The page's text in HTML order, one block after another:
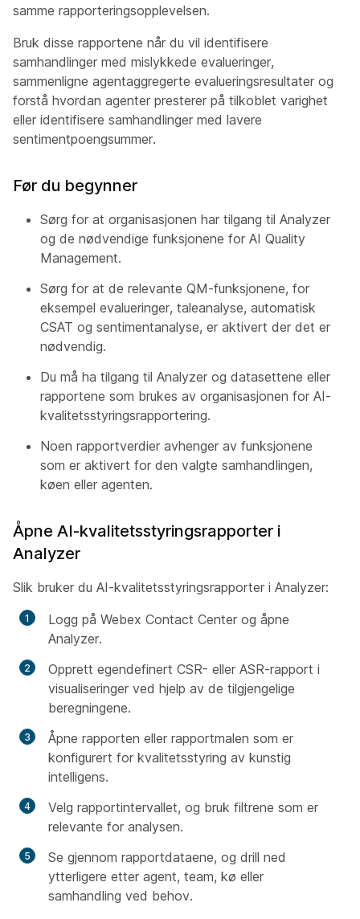
samme rapporteringsopplevelsen.
Bruk disse rapportene når du vil identifisere
samhandlinger med mislykkede evalueringer,
sammenligne agentaggregerte evalueringsresultater og
forstå hvordan agenter presterer på tilkoblet varighet
eller identifisere samhandlinger med lavere
sentimentpoengsummer.
Før du begynner
Sørg for at organisasjonen har tilgang til Analyzer
og de nødvendige funksjonene for AI Quality
Management.
Sørg for at de relevante QM-funksjonene, for
eksempel evalueringer, taleanalyse, automatisk
CSAT og sentimentanalyse, er aktivert der det er
nødvendig.
Du må ha tilgang til Analyzer og datasettene eller
rapportene som brukes av organisasjonen for AI-
kvalitetsstyringsrapportering.
Noen rapportverdier avhenger av funksjonene
som er aktivert for den valgte samhandlingen,
køen eller agenten.
Åpne AI-kvalitetsstyringsrapporter i
Analyzer
Slik bruker du AI-kvalitetsstyringsrapporter i Analyzer:
Logg på Webex Contact Center og åpne
Analyzer.
Opprett egendefinert CSR- eller ASR-rapport i
visualiseringer ved hjelp av de tilgjengelige
beregningene.
Åpne rapporten eller rapportmalen som er
konfigurert for kvalitetsstyring av kunstig
intelligens.
Velg rapportintervallet, og bruk filtrene som er
relevante for analysen.
Se gjennom rapportdataene, og drill ned
ytterligere etter agent, team, kø eller
samhandling ved behov.